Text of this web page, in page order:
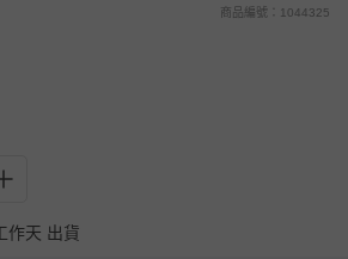
商品編號：1044325
作天 出貨